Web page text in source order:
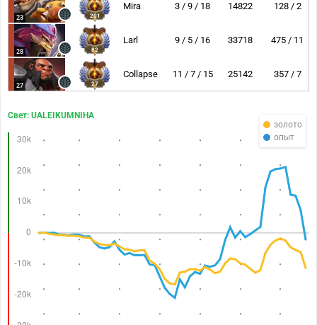
23 201
Mira 3 / 9 / 18 14822 128 / 2
28 82
Larl 9 / 5 / 16 33718 475 / 11
27 27
Collapse 11 / 7 / 15 25142 357 / 7
золото
опыт
Свет: UALEIKUMNIHA